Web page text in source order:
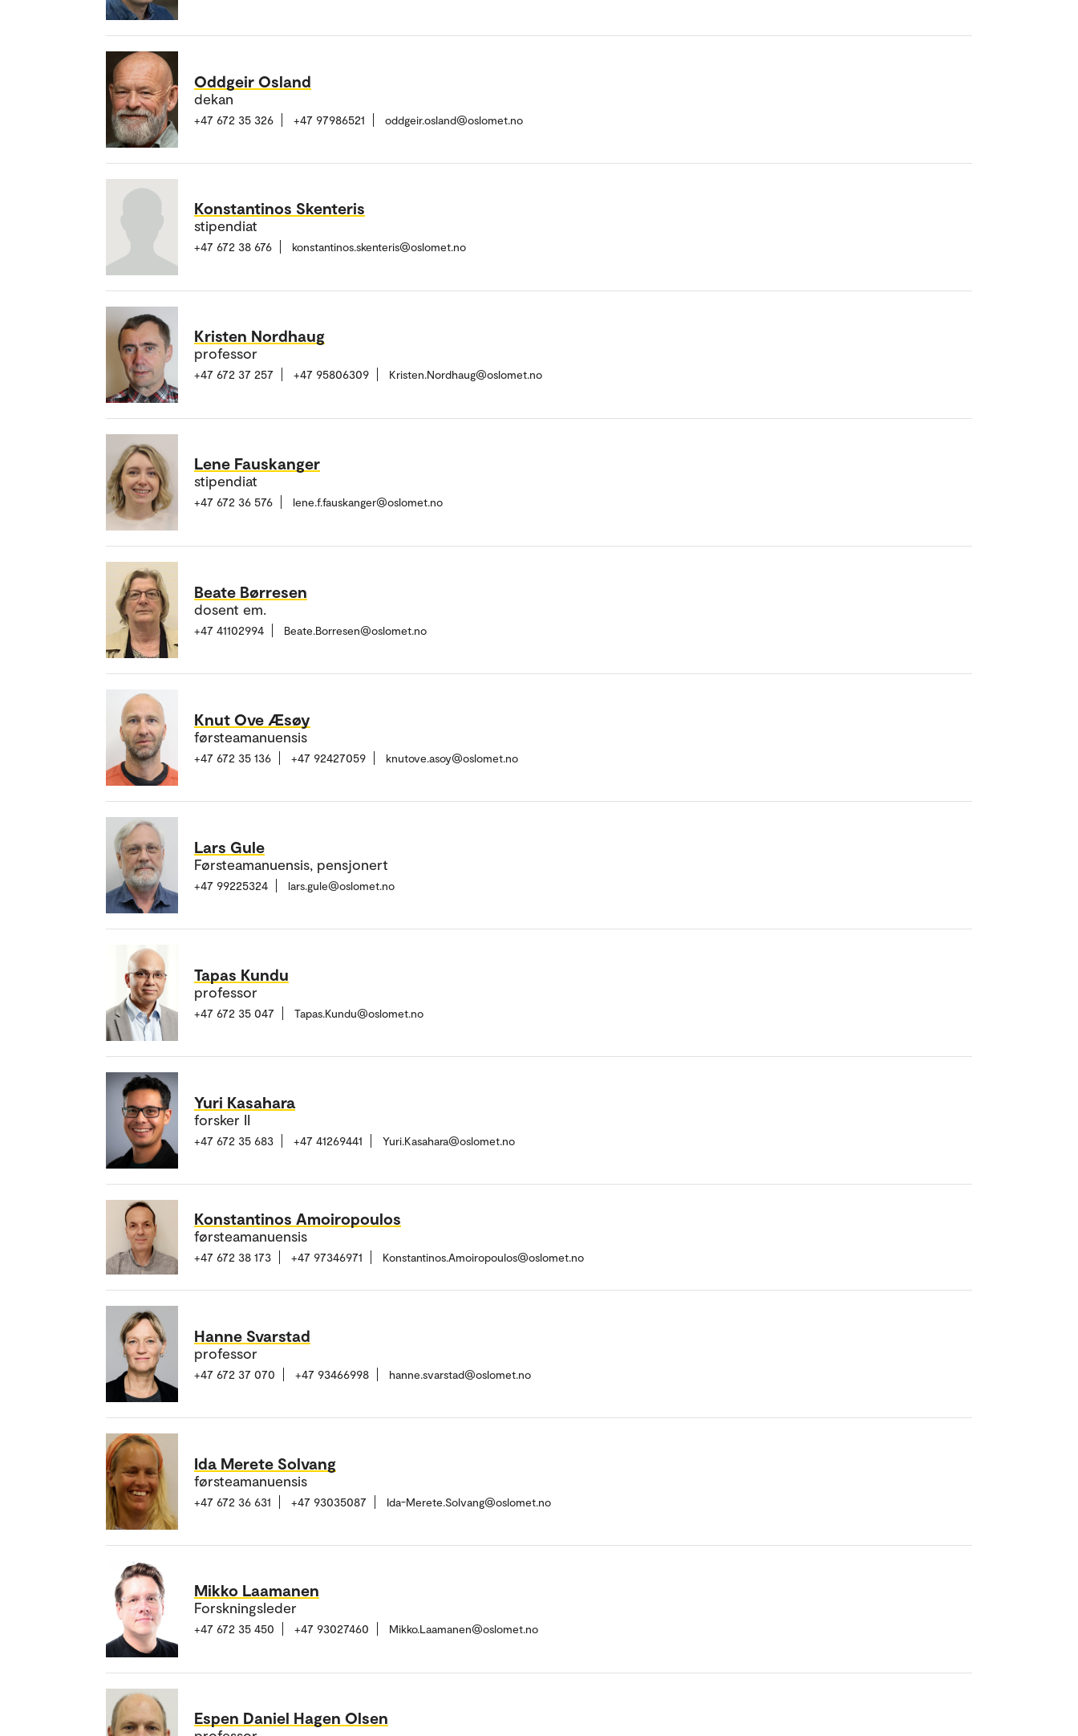
Oddgeir Osland
dekan
+47 672 35 326 +47 97986521 oddgeir.osland@oslomet.no
Konstantinos Skenteris
stipendiat
+47 672 38 676 konstantinos.skenteris@oslomet.no
Kristen Nordhaug
professor
+47 672 37 257 +47 95806309 Kristen.Nordhaug@oslomet.no
Lene Fauskanger
stipendiat
+47 672 36 576 lene.f.fauskanger@oslomet.no
Beate Børresen
dosent em.
+47 41102994 Beate.Borresen@oslomet.no
Knut Ove Æsøy
førsteamanuensis
+47 672 35 136 +47 92427059 knutove.asoy@oslomet.no
Lars Gule
Førsteamanuensis, pensjonert
+47 99225324 lars.gule@oslomet.no
Tapas Kundu
professor
+47 672 35 047 Tapas.Kundu@oslomet.no
Yuri Kasahara
forsker II
+47 672 35 683 +47 41269441 Yuri.Kasahara@oslomet.no
Konstantinos Amoiropoulos
førsteamanuensis
+47 672 38 173 +47 97346971 Konstantinos.Amoiropoulos@oslomet.no
Hanne Svarstad
professor
+47 672 37 070 +47 93466998 hanne.svarstad@oslomet.no
Ida Merete Solvang
førsteamanuensis
+47 672 36 631 +47 93035087 Ida-Merete.Solvang@oslomet.no
Mikko Laamanen
Forskningsleder
+47 672 35 450 +47 93027460 Mikko.Laamanen@oslomet.no
Espen Daniel Hagen Olsen